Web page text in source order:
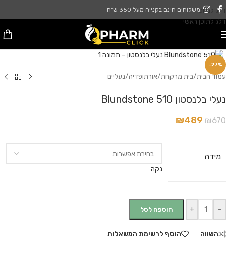
דלג לניווט
דלג לתוכן ראשי
משלוחים חינם בקנייה מעל 350 ש"ח
-27%
עמוד הבית/בית מרקחת/אורתופדיה/נעליים
נעלי בלנסטון Blundstone 510
₪670
₪489
מידה
נקה
-
+ הוספה לסל
השווה הוסף לרשימת המשאלות